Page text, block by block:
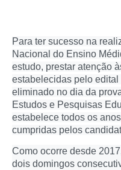
Para ter sucesso na
Nacional do Ensino
estudo, prestar atenção
estabelecidas pelo
eliminado no dia da
Estudos e Pesquisas
estabelece todos os
cumpridas pelos
Como ocorre desde
dois domingos